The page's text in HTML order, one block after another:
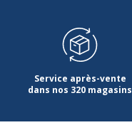
Service après-vente
dans nos 320 magasins